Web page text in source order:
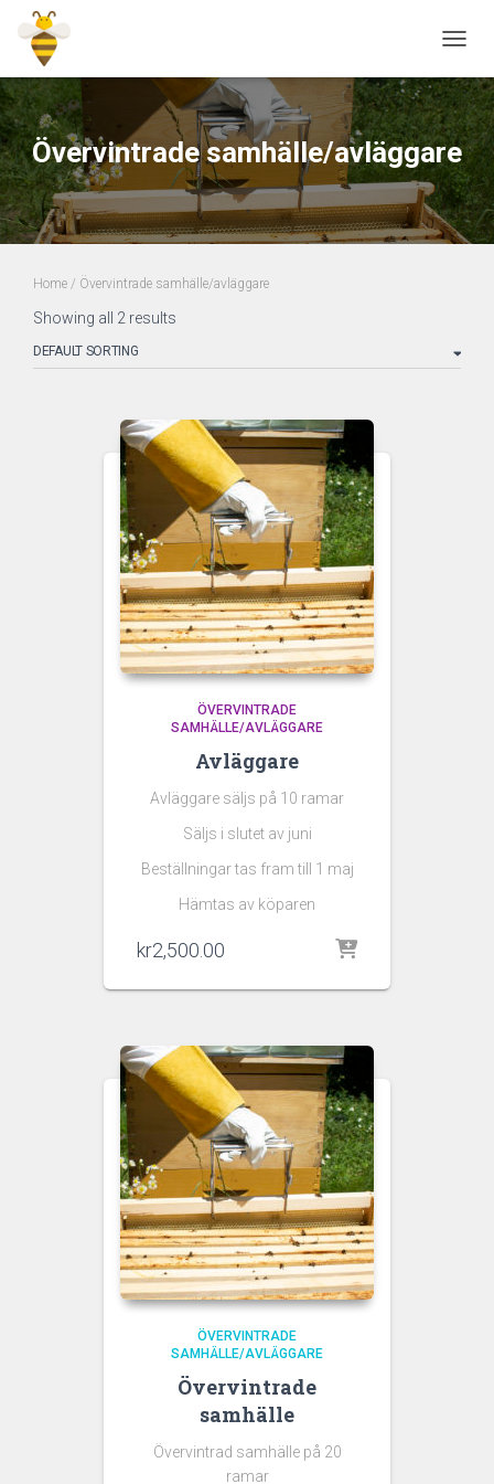
Övervintrade samhälle/avläggare
Home / Övervintrade samhälle/avläggare
Showing all 2 results
ÖVERVINTRADE
SAMHÄLLE/AVLÄGGARE
Avläggare
Avläggare säljs på 10 ramar
Säljs i slutet av juni
Beställningar tas fram till 1 maj
Hämtas av köparen
kr2,500.00
ÖVERVINTRADE
SAMHÄLLE/AVLÄGGARE
Övervintrade
samhälle
Övervintrad samhälle på 20
ramar